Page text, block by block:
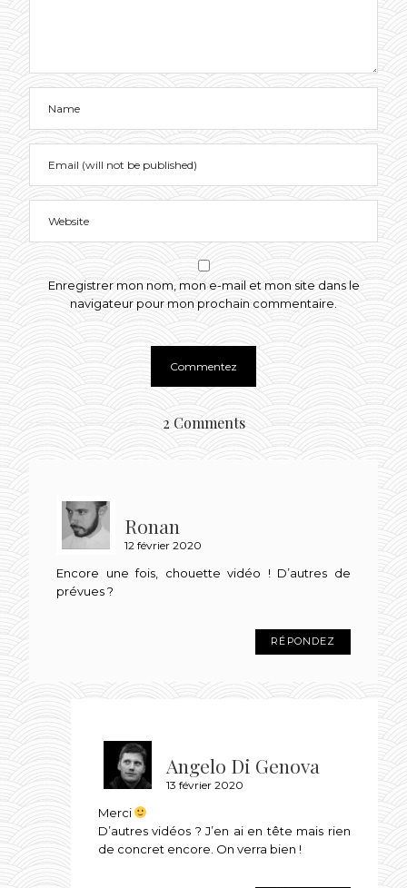
Enregistrer mon nom, mon e-mail et mon site dans le
navigateur pour mon prochain commentaire.
2 Comments
Ronan
12 février 2020
Encore une fois, chouette vidéo ! D’autres de
prévues ?
RÉPONDEZ
Angelo Di Genova
13 février 2020
Merci
D’autres vidéos ? J’en ai en tête mais rien
de concret encore. On verra bien !